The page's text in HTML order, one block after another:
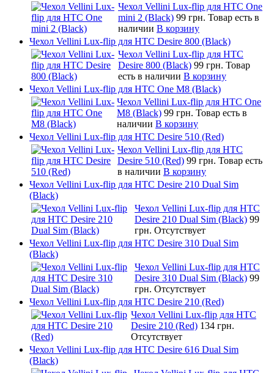
Чехол Vellini Lux-flip для HTC One
mini 2 (Black) 99 грн. Товар есть в
наличии В корзину
Чехол Vellini Lux-flip для HTC Desire 800 (Black)
Чехол Vellini Lux-flip для HTC
Desire 800 (Black) 99 грн. Товар
есть в наличии В корзину
Чехол Vellini Lux-flip для HTC One M8 (Black)
Чехол Vellini Lux-flip для HTC One
M8 (Black) 99 грн. Товар есть в
наличии В корзину
Чехол Vellini Lux-flip для HTC Desire 510 (Red)
Чехол Vellini Lux-flip для HTC
Desire 510 (Red) 99 грн. Товар есть
в наличии В корзину
Чехол Vellini Lux-flip для HTC Desire 210 Dual Sim
(Black)
Чехол Vellini Lux-flip для HTC
Desire 210 Dual Sim (Black) 99
грн. Отсутствует
Чехол Vellini Lux-flip для HTC Desire 310 Dual Sim
(Black)
Чехол Vellini Lux-flip для HTC
Desire 310 Dual Sim (Black) 99
грн. Отсутствует
Чехол Vellini Lux-flip для HTC Desire 210 (Red)
Чехол Vellini Lux-flip для HTC
Desire 210 (Red) 134 грн.
Отсутствует
Чехол Vellini Lux-flip для HTC Desire 616 Dual Sim
(Black)